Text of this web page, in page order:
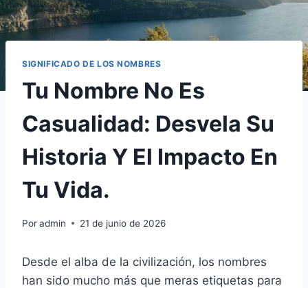
SIGNIFICADO DE LOS NOMBRES
Tu Nombre No Es
Casualidad: Desvela Su
Historia Y El Impacto En
Tu Vida.
Poradmin 21 de junio de 2026
Desde el alba de la civilización, los nombres
han sido mucho más que meras etiquetas para